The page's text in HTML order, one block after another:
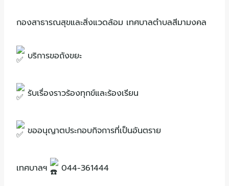
กองสาธารณสุขและสิ่งแวดล้อม เทศบาลตำบลสีมามงคล
บริการขอถังขยะ
รับเรื่องราวร้องทุกข์และร้องเรียน
ขออนุญาตประกอบกิจการที่เป็นอันตราย
เทศบาลฯ 044-361444